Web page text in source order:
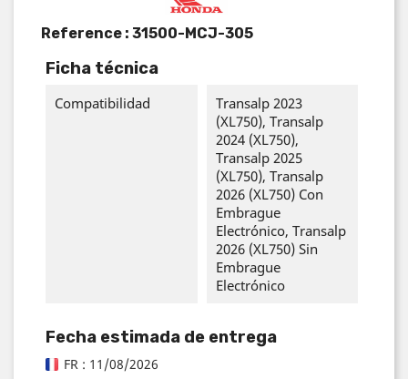
Reference : 31500-MCJ-305
Ficha técnica
Compatibilidad
Transalp 2023
(XL750), Transalp
2024 (XL750),
Transalp 2025
(XL750), Transalp
2026 (XL750) Con
Embrague
Electrónico, Transalp
2026 (XL750) Sin
Embrague
Electrónico
Fecha estimada de entrega
FR : 11/08/2026